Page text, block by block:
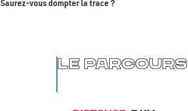
Saurez-vous dompter la trace ?
Le Parcours